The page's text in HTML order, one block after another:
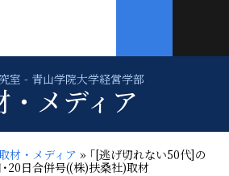
・メディア
材・メディア » ｢[逃げ切れない50代]の
20日合併号((株)扶桑社)取材